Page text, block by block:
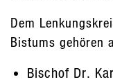
Dem
Bistums gehören
Bischof Dr.